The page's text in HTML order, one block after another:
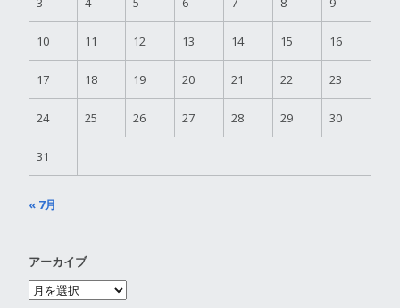
10 11 12 13 14 15 16
17 18 19 20 21 22 23
24 25 26 27 28 29 30
31
« 7月
アーカイブ